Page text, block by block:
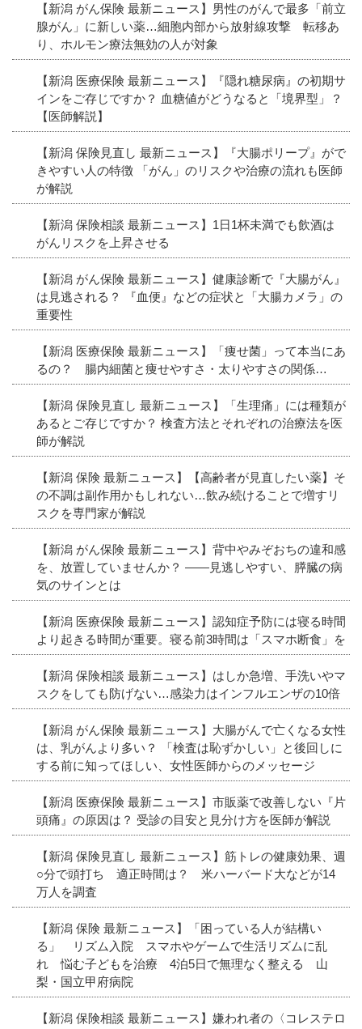
【新潟 がん保険 最新ニュース】男性のがんで最多「前立
腺がん」に新しい薬…細胞内部から放射線攻撃 転移あ
り、ホルモン療法無効の人が対象
【新潟 医療保険 最新ニュース】『隠れ糖尿病』の初期サ
インをご存じですか？ 血糖値がどうなると「境界型」？
【医師解説】
【新潟 保険見直し 最新ニュース】『大腸ポリープ』がで
きやすい人の特徴 「がん」のリスクや治療の流れも医師
が解説
【新潟 保険相談 最新ニュース】1日1杯未満でも飲酒は
がんリスクを上昇させる
【新潟 がん保険 最新ニュース】健康診断で『大腸がん』
は見逃される？ 『血便』などの症状と「大腸カメラ」の
重要性
【新潟 医療保険 最新ニュース】「痩せ菌」って本当にあ
るの？ 腸内細菌と痩せやすさ・太りやすさの関係…
【新潟 保険見直し 最新ニュース】「生理痛」には種類が
あるとご存じですか？ 検査方法とそれぞれの治療法を医
師が解説
【新潟 保険 最新ニュース】【高齢者が見直したい薬】そ
の不調は副作用かもしれない…飲み続けることで増すリ
スクを専門家が解説
【新潟 がん保険 最新ニュース】背中やみぞおちの違和感
を、放置していませんか？ ――見逃しやすい、膵臓の病
気のサインとは
【新潟 医療保険 最新ニュース】認知症予防には寝る時間
より起きる時間が重要。寝る前3時間は「スマホ断食」を
【新潟 保険相談 最新ニュース】はしか急増、手洗いやマ
スクをしても防げない…感染力はインフルエンザの10倍
【新潟 がん保険 最新ニュース】大腸がんで亡くなる女性
は、乳がんより多い？ 「検査は恥ずかしい」と後回しに
する前に知ってほしい、女性医師からのメッセージ
【新潟 医療保険 最新ニュース】市販薬で改善しない『片
頭痛』の原因は？ 受診の目安と見分け方を医師が解説
【新潟 保険見直し 最新ニュース】筋トレの健康効果、週
○分で頭打ち 適正時間は？ 米ハーバード大などが14
万人を調査
【新潟 保険 最新ニュース】「困っている人が結構い
る」 リズム入院 スマホやゲームで生活リズムに乱
れ 悩む子どもを治療 4泊5日で無理なく整える 山
梨・国立甲府病院
【新潟 保険相談 最新ニュース】嫌われ者の〈コレステロ